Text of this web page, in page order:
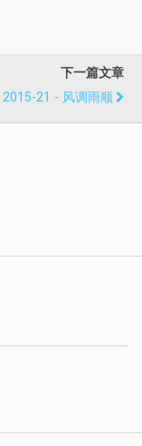
下一篇文章
2015-21 - 风调雨顺